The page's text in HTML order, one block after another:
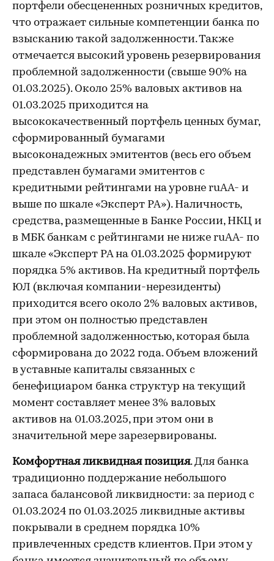
портфели обесцененных розничных кредитов,
что отражает сильные компетенции банка по
взысканию такой задолженности. Также
отмечается высокий уровень резервирования
проблемной задолженности (свыше 90% на
01.03.2025). Около 25% валовых активов на
01.03.2025 приходится на
высококачественный портфель ценных бумаг,
сформированный бумагами
высоконадежных эмитентов (весь его объем
представлен бумагами эмитентов с
кредитными рейтингами на уровне ruAA- и
выше по шкале «Эксперт РА»). Наличность,
средства, размещенные в Банке России, НКЦ и
в МБК банкам с рейтингами не ниже ruAA- по
шкале «Эксперт РА на 01.03.2025 формируют
порядка 5% активов. На кредитный портфель
ЮЛ (включая компании-нерезиденты)
приходится всего около 2% валовых активов,
при этом он полностью представлен
проблемной задолженностью, которая была
сформирована до 2022 года. Объем вложений
в уставные капиталы связанных с
бенефициаром банка структур на текущий
момент составляет менее 3% валовых
активов на 01.03.2025, при этом они в
значительной мере зарезервированы.
Комфортная ликвидная позиция. Для банка
традиционно поддержание небольшого
запаса балансовой ликвидности: за период с
01.03.2024 по 01.03.2025 ликвидные активы
покрывали в среднем порядка 10%
привлеченных средств клиентов. При этом у